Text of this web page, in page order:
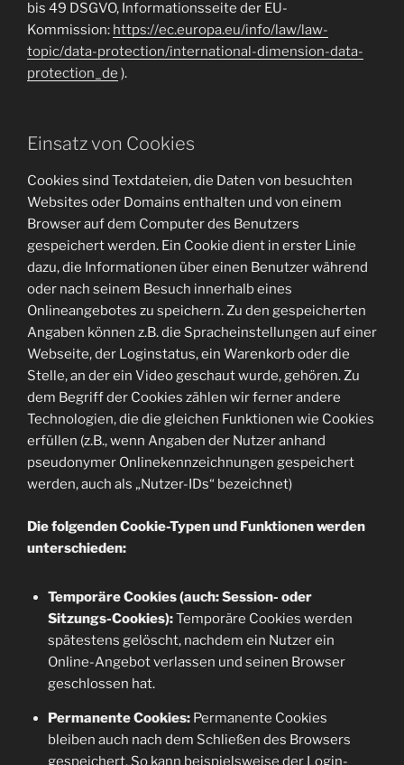
bis 49 DSGVO, Informationsseite der EU-
Kommission: https://ec.europa.eu/info/law/law-
topic/data-protection/international-dimension-data-
protection_de ).
Einsatz von Cookies
Cookies sind Textdateien, die Daten von besuchten
Websites oder Domains enthalten und von einem
Browser auf dem Computer des Benutzers
gespeichert werden. Ein Cookie dient in erster Linie
dazu, die Informationen über einen Benutzer während
oder nach seinem Besuch innerhalb eines
Onlineangebotes zu speichern. Zu den gespeicherten
Angaben können z.B. die Spracheinstellungen auf einer
Webseite, der Loginstatus, ein Warenkorb oder die
Stelle, an der ein Video geschaut wurde, gehören. Zu
dem Begriff der Cookies zählen wir ferner andere
Technologien, die die gleichen Funktionen wie Cookies
erfüllen (z.B., wenn Angaben der Nutzer anhand
pseudonymer Onlinekennzeichnungen gespeichert
werden, auch als „Nutzer-IDs“ bezeichnet)
Die folgenden Cookie-Typen und Funktionen werden
unterschieden:
Temporäre Cookies (auch: Session- oder
Sitzungs-Cookies):Temporäre Cookies werden
spätestens gelöscht, nachdem ein Nutzer ein
Online-Angebot verlassen und seinen Browser
geschlossen hat.
Permanente Cookies:Permanente Cookies
bleiben auch nach dem Schließen des Browsers
gespeichert. So kann beispielsweise der Login-